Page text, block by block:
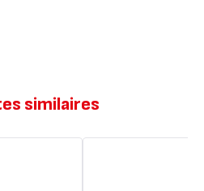
similaires